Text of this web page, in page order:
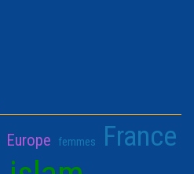
Europe femmes France